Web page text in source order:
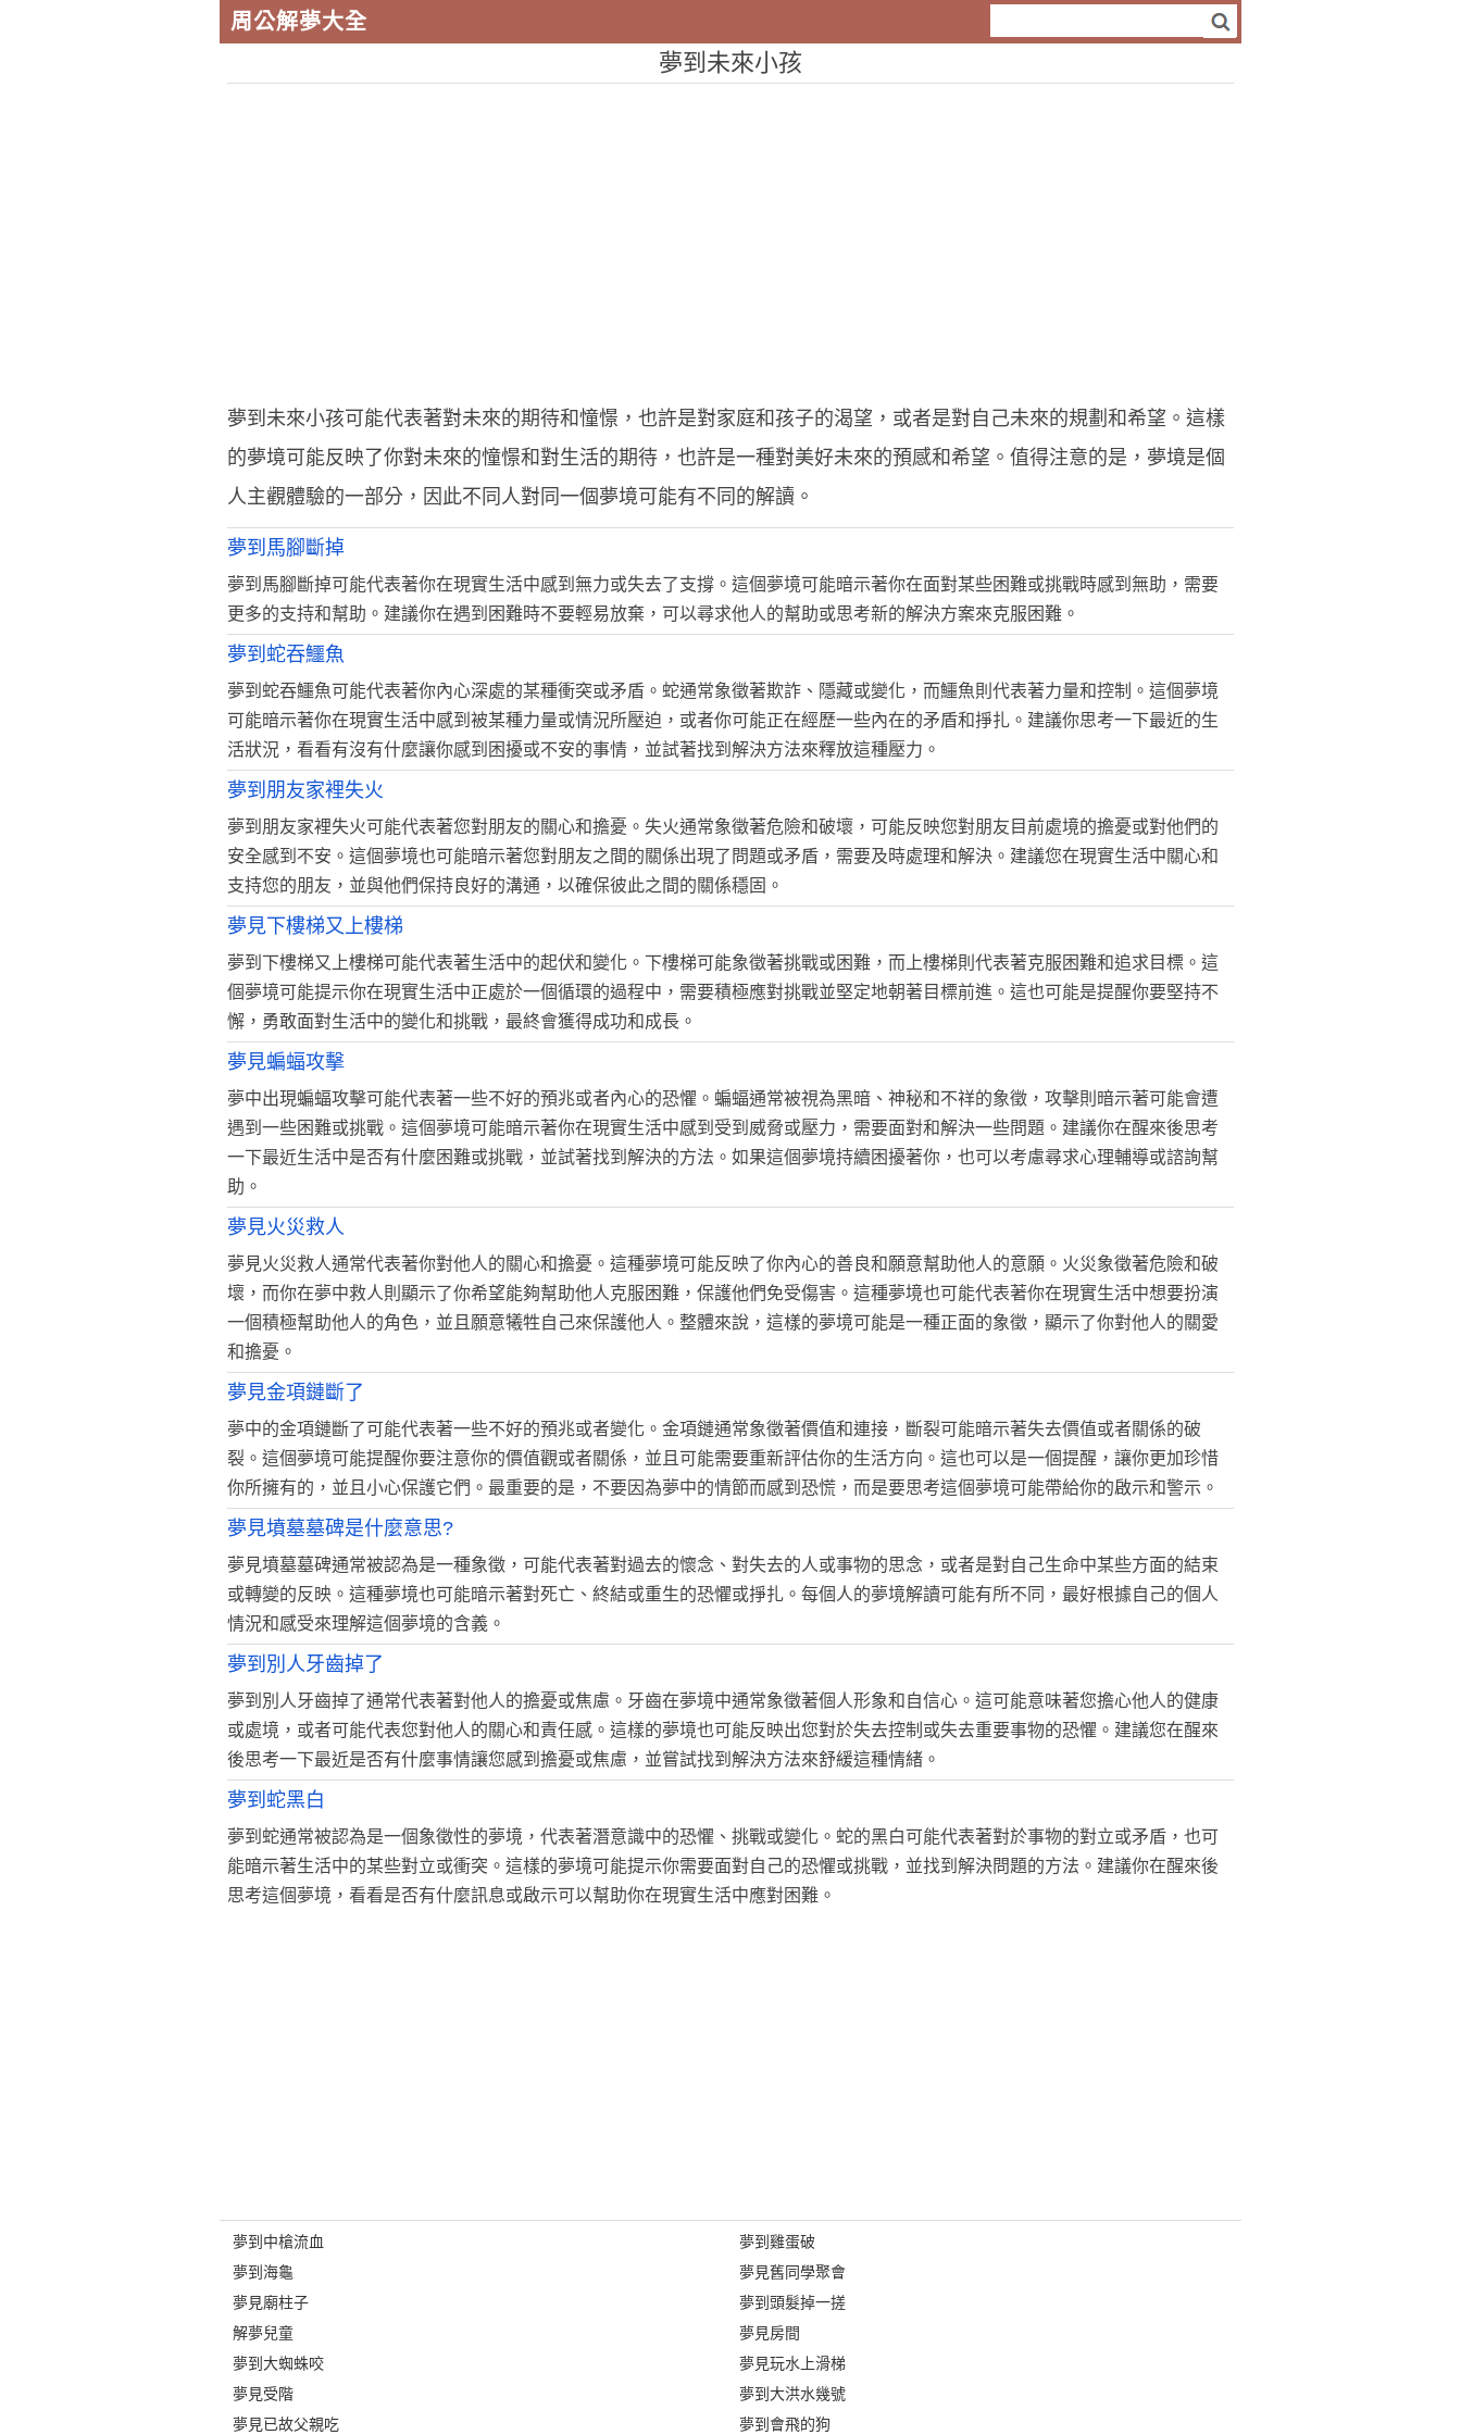
周公解夢大全
夢到未來小孩
夢到未來小孩可能代表著對未來的期待和憧憬，也許是對家庭和孩子的渴望，或者是對自己未來的規劃和希望。這樣
的夢境可能反映了你對未來的憧憬和對生活的期待，也許是一種對美好未來的預感和希望。值得注意的是，夢境是個
人主觀體驗的一部分，因此不同人對同一個夢境可能有不同的解讀。
夢到馬腳斷掉
夢到馬腳斷掉可能代表著你在現實生活中感到無力或失去了支撐。這個夢境可能暗示著你在面對某些困難或挑戰時感到無助，需要
更多的支持和幫助。建議你在遇到困難時不要輕易放棄，可以尋求他人的幫助或思考新的解決方案來克服困難。
夢到蛇吞鱷魚
夢到蛇吞鱷魚可能代表著你內心深處的某種衝突或矛盾。蛇通常象徵著欺詐、隱藏或變化，而鱷魚則代表著力量和控制。這個夢境
可能暗示著你在現實生活中感到被某種力量或情況所壓迫，或者你可能正在經歷一些內在的矛盾和掙扎。建議你思考一下最近的生
活狀況，看看有沒有什麼讓你感到困擾或不安的事情，並試著找到解決方法來釋放這種壓力。
夢到朋友家裡失火
夢到朋友家裡失火可能代表著您對朋友的關心和擔憂。失火通常象徵著危險和破壞，可能反映您對朋友目前處境的擔憂或對他們的
安全感到不安。這個夢境也可能暗示著您對朋友之間的關係出現了問題或矛盾，需要及時處理和解決。建議您在現實生活中關心和
支持您的朋友，並與他們保持良好的溝通，以確保彼此之間的關係穩固。
夢見下樓梯又上樓梯
夢到下樓梯又上樓梯可能代表著生活中的起伏和變化。下樓梯可能象徵著挑戰或困難，而上樓梯則代表著克服困難和追求目標。這
個夢境可能提示你在現實生活中正處於一個循環的過程中，需要積極應對挑戰並堅定地朝著目標前進。這也可能是提醒你要堅持不
懈，勇敢面對生活中的變化和挑戰，最終會獲得成功和成長。
夢見蝙蝠攻擊
夢中出現蝙蝠攻擊可能代表著一些不好的預兆或者內心的恐懼。蝙蝠通常被視為黑暗、神秘和不祥的象徵，攻擊則暗示著可能會遭
遇到一些困難或挑戰。這個夢境可能暗示著你在現實生活中感到受到威脅或壓力，需要面對和解決一些問題。建議你在醒來後思考
一下最近生活中是否有什麼困難或挑戰，並試著找到解決的方法。如果這個夢境持續困擾著你，也可以考慮尋求心理輔導或諮詢幫
助。
夢見火災救人
夢見火災救人通常代表著你對他人的關心和擔憂。這種夢境可能反映了你內心的善良和願意幫助他人的意願。火災象徵著危險和破
壞，而你在夢中救人則顯示了你希望能夠幫助他人克服困難，保護他們免受傷害。這種夢境也可能代表著你在現實生活中想要扮演
一個積極幫助他人的角色，並且願意犧牲自己來保護他人。整體來說，這樣的夢境可能是一種正面的象徵，顯示了你對他人的關愛
和擔憂。
夢見金項鏈斷了
夢中的金項鏈斷了可能代表著一些不好的預兆或者變化。金項鏈通常象徵著價值和連接，斷裂可能暗示著失去價值或者關係的破
裂。這個夢境可能提醒你要注意你的價值觀或者關係，並且可能需要重新評估你的生活方向。這也可以是一個提醒，讓你更加珍惜
你所擁有的，並且小心保護它們。最重要的是，不要因為夢中的情節而感到恐慌，而是要思考這個夢境可能帶給你的啟示和警示。
夢見墳墓墓碑是什麼意思?
夢見墳墓墓碑通常被認為是一種象徵，可能代表著對過去的懷念、對失去的人或事物的思念，或者是對自己生命中某些方面的結束
或轉變的反映。這種夢境也可能暗示著對死亡、終結或重生的恐懼或掙扎。每個人的夢境解讀可能有所不同，最好根據自己的個人
情況和感受來理解這個夢境的含義。
夢到別人牙齒掉了
夢到別人牙齒掉了通常代表著對他人的擔憂或焦慮。牙齒在夢境中通常象徵著個人形象和自信心。這可能意味著您擔心他人的健康
或處境，或者可能代表您對他人的關心和責任感。這樣的夢境也可能反映出您對於失去控制或失去重要事物的恐懼。建議您在醒來
後思考一下最近是否有什麼事情讓您感到擔憂或焦慮，並嘗試找到解決方法來舒緩這種情緒。
夢到蛇黑白
夢到蛇通常被認為是一個象徵性的夢境，代表著潛意識中的恐懼、挑戰或變化。蛇的黑白可能代表著對於事物的對立或矛盾，也可
能暗示著生活中的某些對立或衝突。這樣的夢境可能提示你需要面對自己的恐懼或挑戰，並找到解決問題的方法。建議你在醒來後
思考這個夢境，看看是否有什麼訊息或啟示可以幫助你在現實生活中應對困難。
夢到中槍流血
夢到海龜
夢見廟柱子
解夢兒童
夢到大蜘蛛咬
夢見受階
夢見已故父親吃
夢到雞蛋破
夢見舊同學聚會
夢到頭髮掉一搓
夢見房間
夢見玩水上滑梯
夢到大洪水幾號
夢到會飛的狗